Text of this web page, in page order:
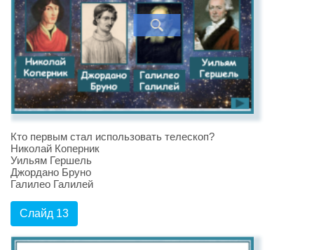
Кто первым стал использовать телескоп?
Николай Коперник
Уильям Гершель
Джордано Бруно
Галилео Галилей
Слайд 13